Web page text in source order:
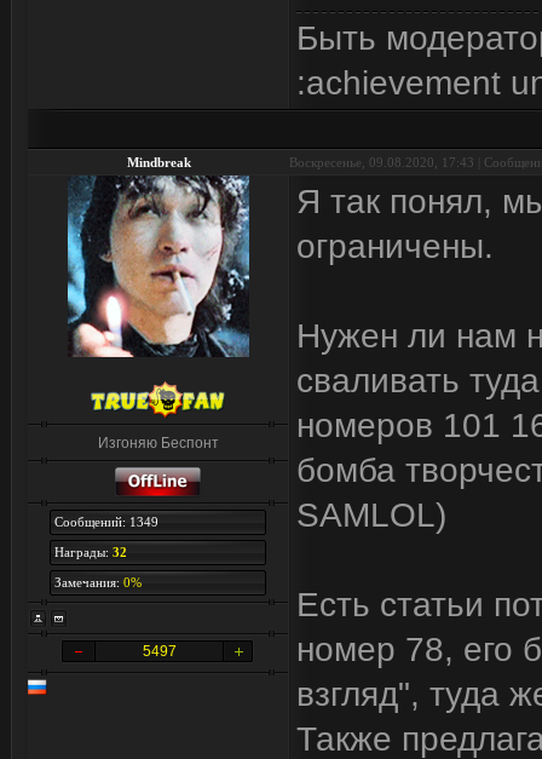
Быть
:achievement
Mindbreak Воскресенье, 09.08.2020, 17:43 |
Изгоняю Беспонт
Сообщений: 1349
Награды: 32
Замечания: 0%
5497
Я так понял,
ограничены.
Нужен ли нам
сваливать
номеров 101
бомба
SAMLOL)
Есть статьи
номер 78, его
взгляд", туда
Также